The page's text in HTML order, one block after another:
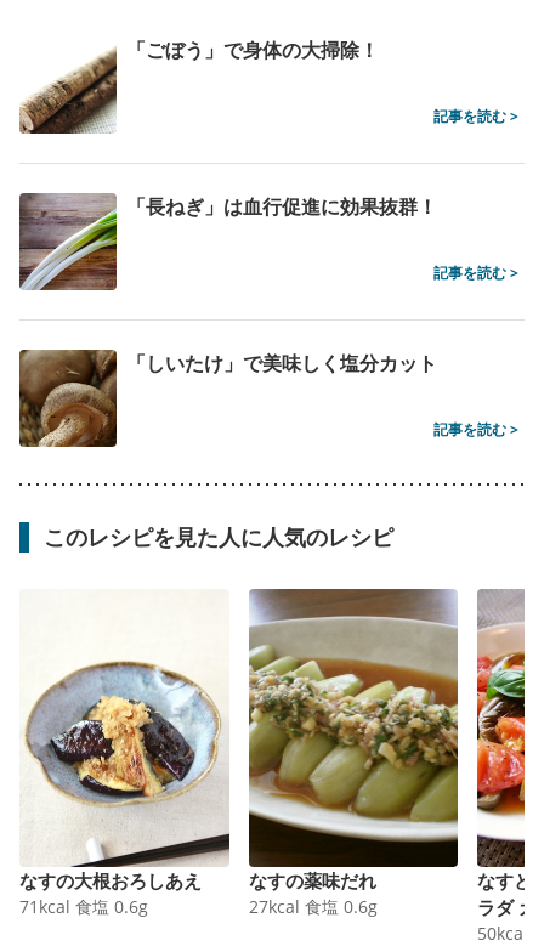
「ごぼう」で身体の大掃除！
記事を読む >
「長ねぎ」は血行促進に効果抜群！
記事を読む >
「しいたけ」で美味しく塩分カット
記事を読む >
このレシピを見た人に人気のレシピ
なすの大根おろしあえ
71 kcal 食塩 0.6g
なすの薬味だれ
27kcal 食塩 0.6g
なすと
ラダ ガ
50kcal